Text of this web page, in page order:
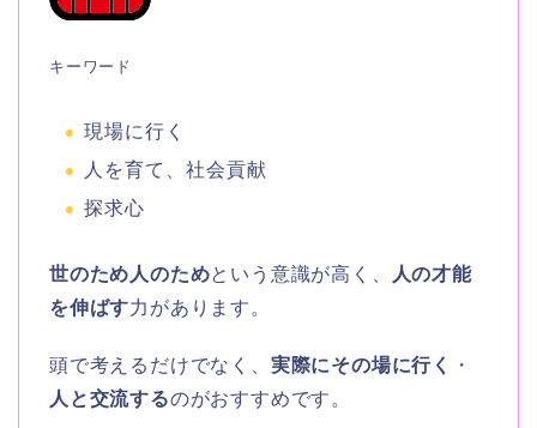
キーワード
現場に行く
人を育て、社会貢献
探求心
世のため人のためという意識が高く、
人の才能
を伸ばす力があります。
頭で考えるだけでなく、 実際にその場に行く
・
人と交流するのがおすすめです。